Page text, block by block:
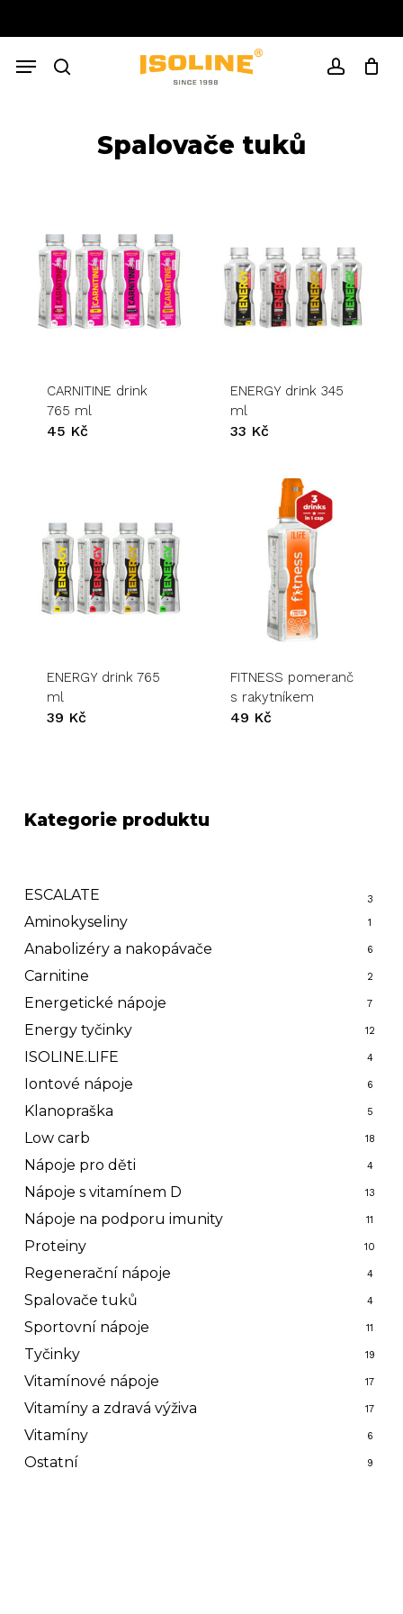
content
search account
Menu
Cart Close
Žádné produkty v košíku.
Spalovače tuků
CARNITINE drink
765 ml
45 Kč
ENERGY drink 345
ml
33 Kč
ENERGY drink 765
ml
39 Kč
FITNESS pomeranč
s rakytníkem
49 Kč
Kategorie produktu
ESCALATE 3
Aminokyseliny 1
Anabolizéry a nakopávače 6
Carnitine 2
Energetické nápoje 7
Energy tyčinky 12
ISOLINE.LIFE 4
Iontové nápoje 6
Klanopraška 5
Low carb 18
Nápoje pro děti 4
Nápoje s vitamínem D 13
Nápoje na podporu imunity 11
Proteiny 10
Regenerační nápoje 4
Spalovače tuků 4
Sportovní nápoje 11
Tyčinky 19
Vitamínové nápoje 17
Vitamíny a zdravá výživa 17
Vitamíny 6
Ostatní 9